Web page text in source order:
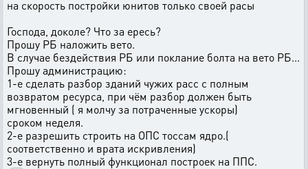
на скорость постройки юнитов только своей расы
Господа, доколе? Что за ересь?
Прошу РБ наложить вето.
В случае бездействия РБ или поклание болта на вето РБ...
Прошу администрацию:
1-е сделать разбор зданий чужих расс с полным
возвратом ресурса, при чём разбор должен быть
мгновенный ( я молчу за потраченные ускоры)
сроком неделя.
2-е разрешить строить на ОПС тоссам ядро.(
соответственно и врата искривления)
3-е вернуть полный функционал построек на ППС.